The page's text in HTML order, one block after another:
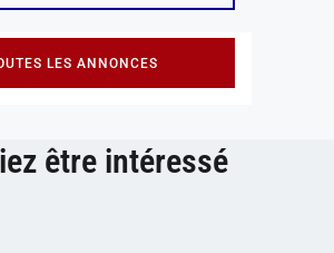
LES ANNONCES
être intéressé